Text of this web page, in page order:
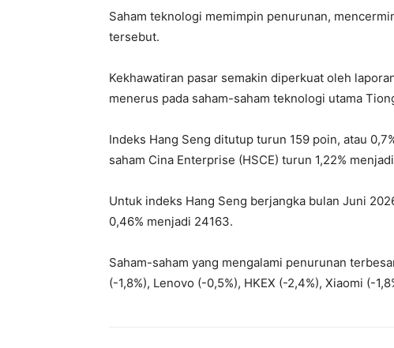
Saham teknologi memimpin penurunan,
tersebut.
Kekhawatiran pasar semakin diperkuat oleh
menerus pada saham-saham teknologi utama
Indeks Hang Seng ditutup turun 159 poin, atau
saham Cina Enterprise (HSCE) turun 1,22%
Untuk indeks Hang Seng berjangka bulan Juni
0,46% menjadi 24163.
Saham-saham yang mengalami penurunan
(-1,8%), Lenovo (-0,5%), HKEX (-2,4%), Xiaomi (-